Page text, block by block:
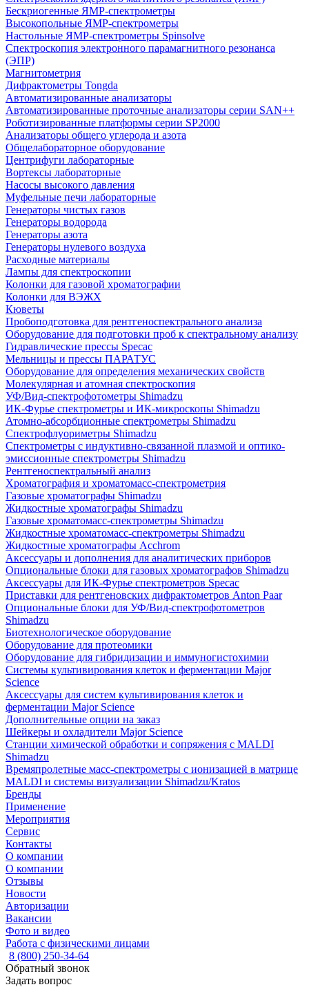
Бескриогенные ЯМР‑спектрометры
Высокопольные ЯМР‑спектрометры
Настольные ЯМР‑спектрометры Spinsolve
Спектроскопия электронного парамагнитного резонанса
(ЭПР)
Магнитометрия
Дифрактометры Tongda
Автоматизированные анализаторы
Автоматизированные проточные анализаторы серии SAN++
Роботизированные платформы серии SP2000
Анализаторы общего углерода и азота
Общелабораторное оборудование
Центрифуги лабораторные
Вортексы лабораторные
Насосы высокого давления
Муфельные печи лабораторные
Генераторы чистых газов
Генераторы водорода
Генераторы азота
Генераторы нулевого воздуха
Расходные материалы
Лампы для спектроскопии
Колонки для газовой хроматографии
Колонки для ВЭЖХ
Кюветы
Пробоподготовка для рентгеноспектрального анализа
Оборудование для подготовки проб к спектральному анализу
Гидравлические прессы Specac
Мельницы и прессы ПАРАТУС
Оборудование для определения механических свойств
Молекулярная и атомная спектроскопия
УФ/Вид-спектрофотометры Shimadzu
ИК-Фурье спектрометры и ИК-микроскопы Shimadzu
Атомно-абсорбционные спектрометры Shimadzu
Спектрофлуориметры Shimadzu
Спектрометры с индуктивно-связанной плазмой и оптико-
эмиссионные спектрометры Shimadzu
Рентгеноспектральный анализ
Хроматография и хроматомасс-спектрометрия
Газовые хроматографы Shimadzu
Жидкостные хроматографы Shimadzu
Газовые хроматомасс-спектрометры Shimadzu
Жидкостные хроматомасс-спектрометры Shimadzu
Жидкостные хроматографы Acchrom
Аксессуары и дополнения для аналитических приборов
Опциональные блоки для газовых хроматографов Shimadzu
Аксессуары для ИК-Фурье спектрометров Specac
Приставки для рентгеновских дифрактометров Anton Paar
Опциональные блоки для УФ/Вид-спектрофотометров
Shimadzu
Биотехнологическое оборудование
Оборудование для протеомики
Оборудование для гибридизации и иммуногистохимии
Системы культивирования клеток и ферментации Major
Science
Аксессуары для систем культивирования клеток и
ферментации Major Science
Дополнительные опции на заказ
Шейкеры и охладители Major Science
Станции химической обработки и сопряжения с MALDI
Shimadzu
Времяпролетные масс-спектрометры с ионизацией в матрице
MALDI и системы визуализации Shimadzu/Kratos
Бренды
Применение
Мероприятия
Сервис
Контакты
О компании
О компании
Отзывы
Новости
Авторизации
Вакансии
Фото и видео
Работа с физическими лицами
8 (800) 250-34-64
Обратный звонок
Задать вопрос